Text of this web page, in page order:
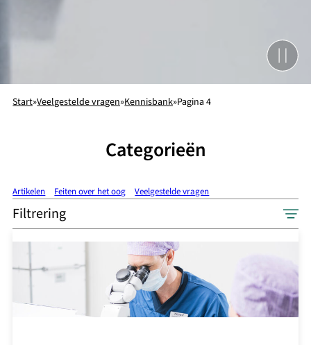
Start»Veelgestelde vragen»Kennisbank»Pagina 4
Categorieën
Artikelen Feiten over het oog Veelgestelde vragen
Filtrering